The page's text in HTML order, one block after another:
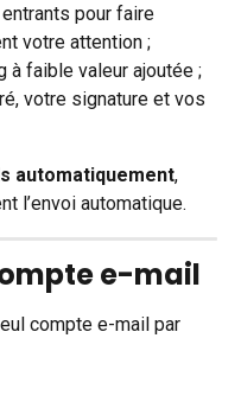
pour faire
votre attention ;
faible valeur ajoutée ;
votre signature et vos
automatiquement,
l’envoi automatique.
e-mail
compte e-mail par